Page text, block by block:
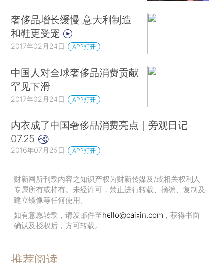
奢侈品增长缓慢 意大利制造
和鞋更受宠
2017年02月24日 APP打开
中国人对全球奢侈品消费贡献
罕见下滑
2017年02月24日 APP打开
内衣成了中国奢侈品消费亮点｜旁观日记
07.25
2016年07月25日 APP打开
财新网所刊载内容之知识产权为财新传媒及/或相关权利人
专属所有或持有。未经许可，禁止进行转载、摘编、复制及
建立镜像等任何使用。
如有意愿转载，请发邮件至hello@caixin.com ，获得书面
确认及授权后，方可转载。
推荐阅读